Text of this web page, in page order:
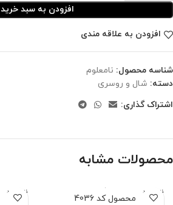
افزودن به سبد خرید
افزودن به علاقه مندی
شناسه محصول: نامعلوم
دسته: شال و روسری
اشتراک گذاری:
محصولات مشابه
ناموجود
محصول کد 4036
ناموجود